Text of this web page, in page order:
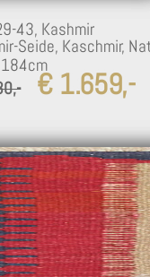
43, Kashmir
Seide, Kaschmir,
€ 1.659,-